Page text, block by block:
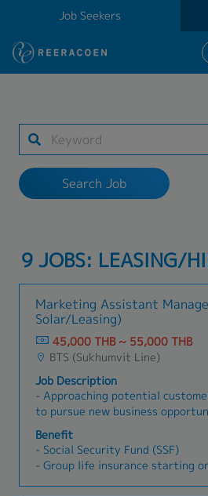
Job Seekers
1 selected
Search Job
9 JOBS: LEASING/
Marketing Assistant
Solar/Leasing)
45,000 THB ~ 55,000 THB
BTS (Sukhumvit Line)
Job Description
- Approaching potential
to pursue new business
and presenting business
projects to customers-
proposals, such as site surveys,
and cash flow calculations-
managing all necessary permits
Benefit
- Social Security Fund (SSF)
- Group life insurance starting